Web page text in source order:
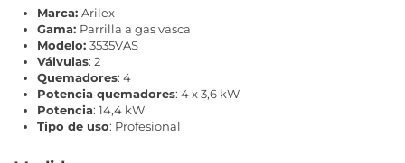
Marca: Arilex
Gama: Parrilla a gas vasca
Modelo: 3535VAS
Válvulas: 2
Quemadores: 4
Potencia quemadores: 4 x 3,6 kW
Potencia: 14,4 kW
Tipo de uso: Profesional